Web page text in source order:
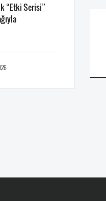
“Etki Serisi”